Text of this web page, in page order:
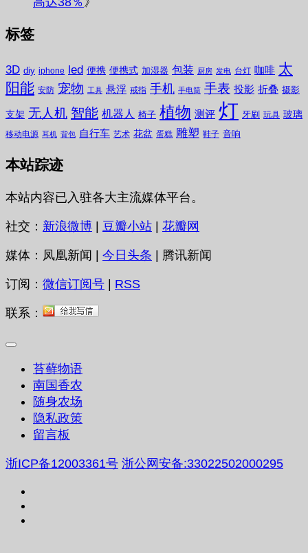
标签
3D diy iphone led 便携 便携式 加湿器 包装 厨房 发电 台灯 咖啡 太
阳能 安防 宠物 工具 悬浮 戒指 手机 手电筒 手表 投影 折叠 摄影
支架 无人机 智能 机器人 椅子 植物 测评 灯 牙刷 玩具 玻璃
移动电源 耳机 背包 自行车 艺术 花盆 蛋糕 雕塑 鞋子 音响
本站踪迹
本站内容已入驻各大主流媒体平台。
社交： 新浪微博 | 豆瓣小站 | 花瓣网
媒体：凤凰新闻 | 今日头条 | 腾讯新闻
订阅： 微信订阅号 RSS
联系：
苔藓物语
南国香农
随身农场
隐私政策
留言板
浙ICP备12003361号 浙公网安备:33022502000295